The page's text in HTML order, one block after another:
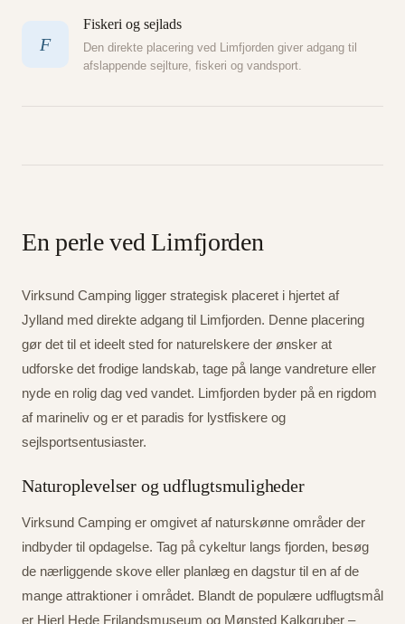
F
Fiskeri og sejlads
Den direkte placering ved Limfjorden giver adgang til
afslappende sejlture, fiskeri og vandsport.
En perle ved Limfjorden
Virksund Camping ligger strategisk placeret i hjertet af
Jylland med direkte adgang til Limfjorden. Denne placering
gør det til et ideelt sted for naturelskere der ønsker at
udforske det frodige landskab, tage på lange vandreture eller
nyde en rolig dag ved vandet. Limfjorden byder på en rigdom
af marineliv og er et paradis for lystfiskere og
sejlsportsentusiaster.
Naturoplevelser og udflugtsmuligheder
Virksund Camping er omgivet af naturskønne områder der
indbyder til opdagelse. Tag på cykeltur langs fjorden, besøg
de nærliggende skove eller planlæg en dagstur til en af de
mange attraktioner i området. Blandt de populære udflugtsmål
er Hjerl Hede Frilandsmuseum og Mønsted Kalkgruber –